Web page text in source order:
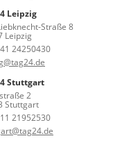
Leipzig
Straße 8
Leipzig
24250430
Stuttgart
2
Stuttgart
21952530